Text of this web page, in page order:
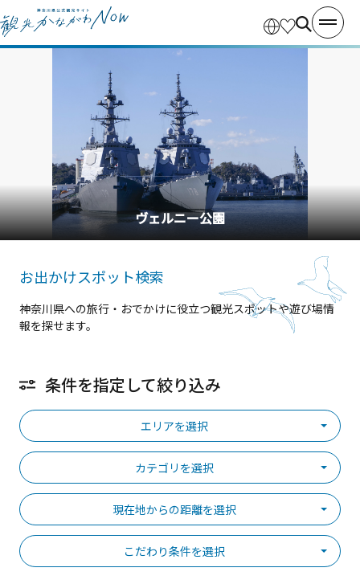
ヴェルニー公園
お出かけスポット検索
神奈川県への旅行・おでかけに役立つ観光スポットや遊び場情
報を探せます。
条件を指定して絞り込み
エリアを選択
カテゴリを選択
現在地からの距離を選択
こだわり条件を選択